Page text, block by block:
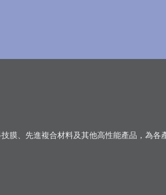
膜、先進複合材料及其他高性能產品，為各